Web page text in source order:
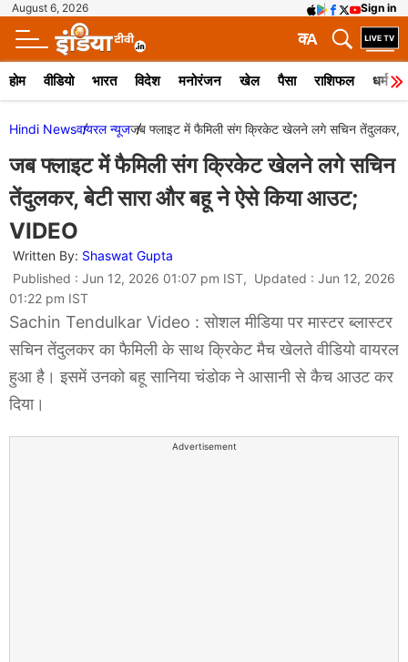
August 6, 2026 Sign in
A
क
होम वीडियो भारत विदेश मनोरंजन खेल पैसा राशिफल धर्म
Hindi Newsवायरल न्‍यूजजब फ्लाइट में फैमिली संग क्रिकेट खेलने लगे सचिन तेंदुलकर,
जब फ्लाइट में फैमिली संग क्रिकेट खेलने लगे सचिन
तेंदुलकर, बेटी सारा और बहू ने ऐसे किया आउट;
VIDEO
Written By: Shaswat Gupta
Published : Jun 12, 2026 01:07 pm IST, Updated : Jun 12, 2026
01:22 pm IST
Sachin Tendulkar Video : सोशल मीडिया पर मास्टर ब्लास्टर
सचिन तेंदुलकर का फैमिली के साथ क्रिकेट मैच खेलते वीडियो वायरल
हुआ है। इसमें उनको बहू सानिया चंडोक ने आसानी से कैच आउट ​कर
दिया।
Advertisement